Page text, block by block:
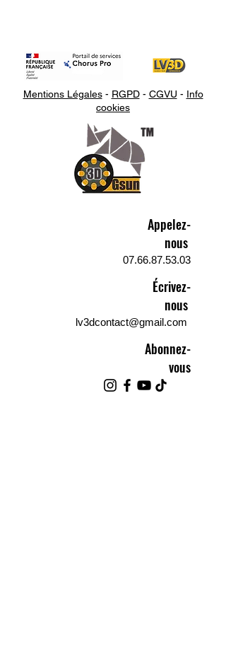
Mentions Légales- RGPD- CGVU - Info
cookies
Appelez-
nous
07.66.87.53.03
Écrivez-
nous
lv3dcontact@gmail.com
Abonnez-
vous